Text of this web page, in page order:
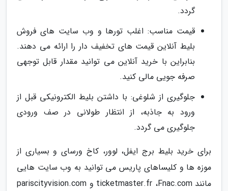
گردد.
قیمت مناسب: اغلب تورها و وب سایت های فروش
بلیط آنلاین قیمت های تخفیف دار را ارائه می دهند.
بنابراین با خرید آنلاین می توانید مقدار قابل توجهی
صرفه جویی مالی کنید.
جلوگیری از شلوغی: با داشتن بلیط الکترونیکی قبل از
ورود به جاذبه، از انتظار طولانی در صف ورودی
جلوگیری می گردد.
برای خرید بلیط برج ایفل، لوور، کاخ ورسای و بسیاری از
موزه ها و کلیساهای پاریس می توانید به وب سایت هایی
مانند ticketmaster.fr ،Fnac.com و pariscityvision.com